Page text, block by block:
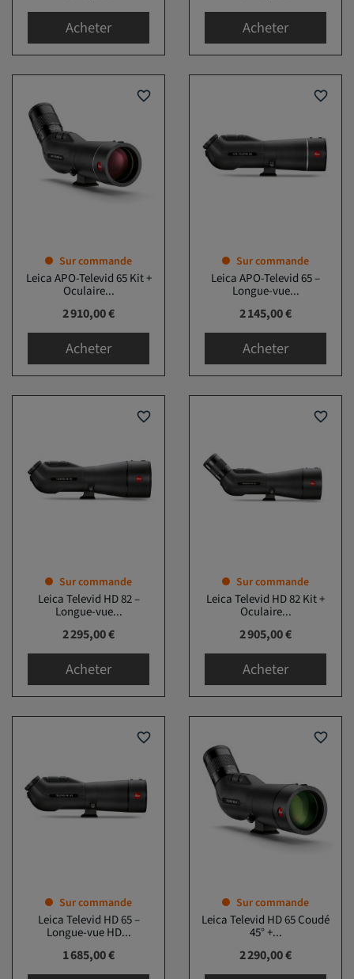
Acheter Acheter
favorite_border
Sur commande
Leica APO-Televid 65 Kit +
Oculaire...
Prix
2 910,00 €
Acheter
favorite_border
Sur commande
Leica APO-Televid 65 –
Longue-vue...
Prix
2 145,00 €
Acheter
favorite_border
Sur commande
Leica Televid HD 82 –
Longue-vue...
Prix
2 295,00 €
Acheter
favorite_border
Sur commande
Leica Televid HD 82 Kit +
Oculaire...
Prix
2 905,00 €
Acheter
favorite_border
Sur commande
Leica Televid HD 65 –
Longue-vue HD...
Prix
1 685,00 €
favorite_border
Sur commande
Leica Televid HD 65 Coudé
45° +...
Prix
2 290,00 €